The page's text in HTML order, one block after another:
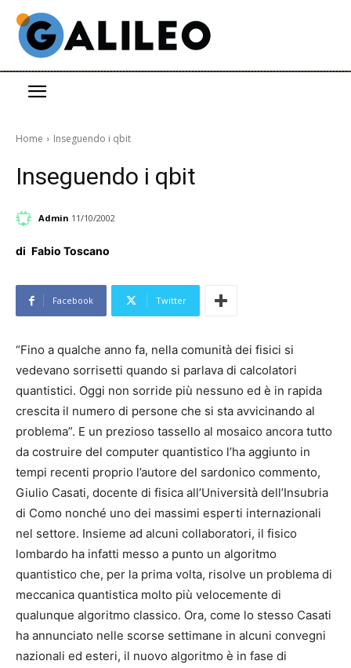
Home Inseguendo i qbit
Inseguendo i qbit
Admin 11/10/2002
di Fabio Toscano
Facebook Twitter
“Fino a qualche anno fa, nella comunità dei fisici si
vedevano sorrisetti quando si parlava di calcolatori
quantistici. Oggi non sorride più nessuno ed è in rapida
crescita il numero di persone che si sta avvicinando al
problema”. E un prezioso tassello al mosaico ancora tutto
da costruire del computer quantistico l’ha aggiunto in
tempi recenti proprio l’autore del sardonico commento,
Giulio Casati, docente di fisica all’Università dell’Insubria
di Como nonché uno dei massimi esperti internazionali
nel settore. Insieme ad alcuni collaboratori, il fisico
lombardo ha infatti messo a punto un algoritmo
quantistico che, per la prima volta, risolve un problema di
meccanica quantistica molto più velocemente di
qualunque algoritmo classico. Ora, come lo stesso Casati
ha annunciato nelle scorse settimane in alcuni convegni
nazionali ed esteri, il nuovo algoritmo è in fase di